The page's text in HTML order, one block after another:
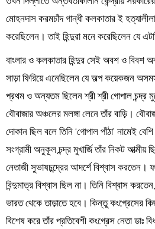
মোহনদাস করমচাঁদ গান্ধী কলকাতার ই
করেছিলেন। তাই হিন্দুরা মনে করেছিলেন যে
বাংলার ও কলকাতার হিন্দুর সেই অবশ ও বিবশ
সাড়া ফিরিয়ে এনেছিলেন যে অল্প কয়েকজন
প্রথম ও অন্যতম ছিলেন শ্রী শ্রী গোপাল চন্দ্র
বৌবাজার অঞ্চলের মলঙ্গা লেনে তাঁর বাড়ি।
দোকান ছিল বলে তিনি ‘গোপাল পাঁঠা’ নামেই
সংগ্রামী অনুকূল চন্দ্র মুখার্জি তাঁর নিকট আত্মীয়
নেতাজী সুভাষচন্দ্রের আদর্শে বিশ্বাস করতেন।
বিন্দুমাত্র বিশ্বাস ছিল না। তিনি বিশ্বাস
ভারত থেকে তাড়াতে হবে। কিন্তু কংগ্রেসের
বিশেষ করে তাঁর প্রতিবেশী কংগ্রেস নেতা ডাঃ